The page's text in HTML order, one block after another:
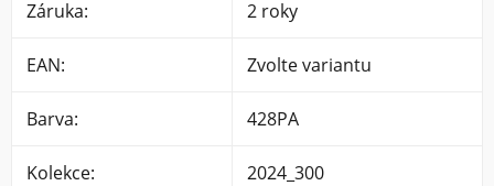
Záruka: 2 roky
EAN: Zvolte variantu
Barva: 428PA
Kolekce: 2024_300